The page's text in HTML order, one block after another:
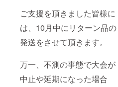
ご支援を頂きました皆様に
は、10月中にリターン品の
発送をさせて頂きます。
万一、不測の事態で大会が
中止や延期になった場合